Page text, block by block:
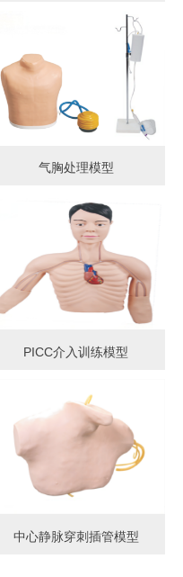
气胸处理模型
PICC介入训练模型
中心静脉穿刺插管模型